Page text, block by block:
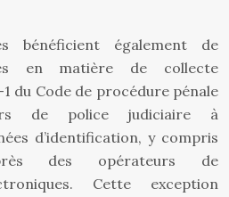
bénéficient également de
en matière de collecte
1 du Code de procédure pénale
de police judiciaire à
d’identification, y compris
des opérateurs de
Cette exception